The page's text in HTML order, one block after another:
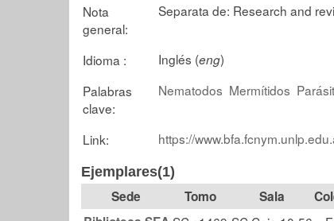
Nota
general:
Separata de: Research and
Idioma : Inglés (eng)
Palabras
clave:
Nematodos Mermítidos
Link: https://
Ejemplares(1)
Tomo Sala